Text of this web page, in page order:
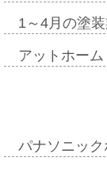
1～4月の塗
アットホー
パナソニッ